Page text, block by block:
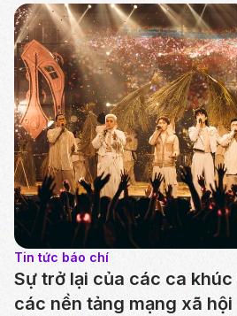
Tin tức báo chí
Sự trở lại của các ca
các nền tảng mạng xã hội